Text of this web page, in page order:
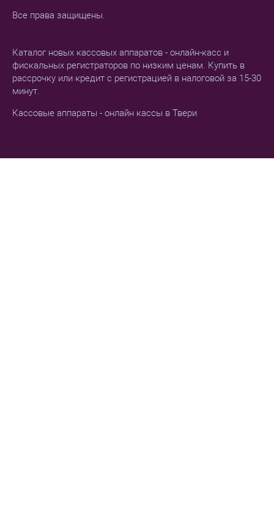
Все права защищены.
Каталог новых кассовых аппаратов - онлайн-касс и
фискальных регистраторов по низким ценам. Купить в
рассрочку или кредит с регистрацией в налоговой за 15-30
минут.
Кассовые аппараты - онлайн кассы в Твери